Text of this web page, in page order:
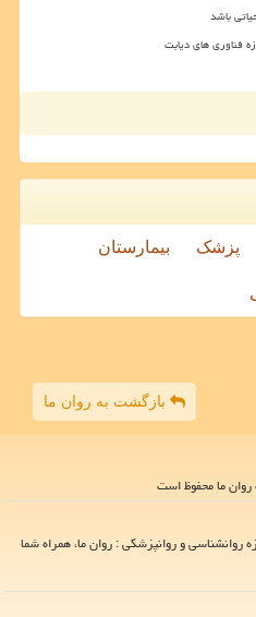
باشد
فناوری های دیابت
پزشک بیمارستان
بازگشت به روان ما
روانشناسی و روانپزشکی : روان ما، همراه شما